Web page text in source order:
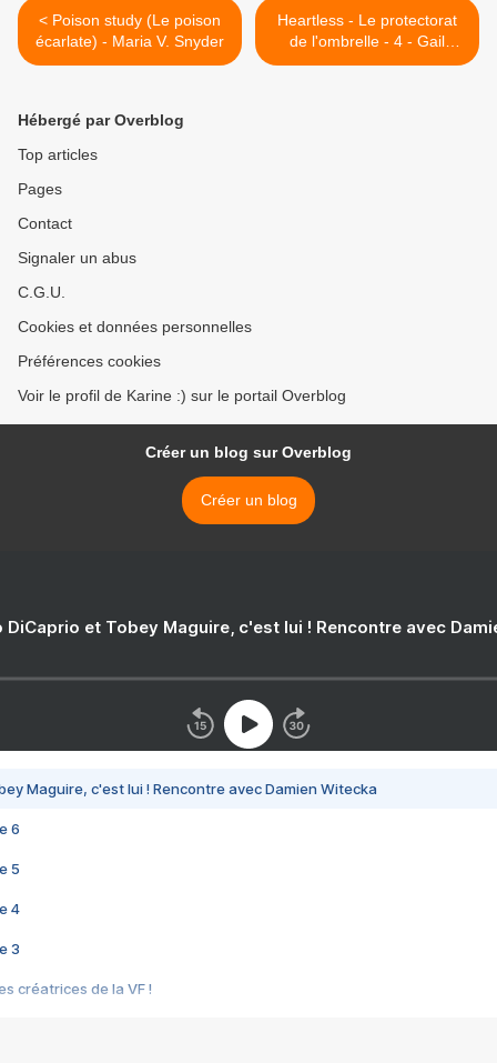
< Poison study (Le poison
écarlate) - Maria V. Snyder
Heartless - Le protectorat
de l'ombrelle - 4 - Gail
Carriger >
Hébergé par Overblog
Top articles
Pages
Contact
Signaler un abus
C.G.U.
Cookies et données personnelles
Préférences cookies
Voir le profil de Karine :) sur le portail Overblog
Créer un blog sur Overblog
Créer un blog
DiCaprio et Tobey Maguire, c'est lui ! Rencontre avec
Maguire, c'est lui ! Rencontre avec Damien Witecka
6
5
4
3
créatrices de la VF !